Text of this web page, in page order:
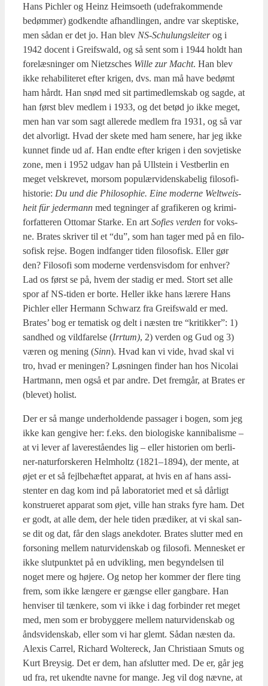
Hans Pich­ler og Heinz Heimso­eth (ude­frakom­men­de
bedøm­mer) god­kend­te afhand­lin­gen, andre var skep­ti­ske,
men sådan er det jo. Han blev NS-Schulungs­lei­terog i
1942 docent i Greif­swald, og så sent som i 1944 holdt han
fore­læs­nin­ger om Nietzs­ches Wil­le zur Macht. Han blev
ikke reha­bi­li­te­ret efter kri­gen, dvs. man må have bedømt
ham hårdt. Han snød med sit par­ti­med­lem­skab og sag­de, at
han først blev med­lem i 1933, og det betød jo ikke meget,
men han var som sagt alle­re­de med­lem fra 1931, og så var
det alvor­ligt. Hvad der ske­te med ham sene­re, har jeg ikke
kun­net fin­de ud af. Han end­te efter kri­gen i den sov­je­ti­ske
zone, men i 1952 udgav han på Ullste­in i Vest­ber­lin en
meget velskre­vet, mor­som popu­lær­vi­den­ska­be­lig filo­so­fi­
hi­sto­rie: Du und die Phi­los­op­hie. Eine moder­ne Weltwei­s­
heit für jeder­mann med teg­nin­ger af gra­fi­ke­ren og kri­mi­
for­fat­te­ren Otto­mar Star­ke. En art Sofies ver­den for voks­
ne. Bra­tes skri­ver til et “du”, som han tager med på en filo­
so­fisk rej­se. Bogen ind­fan­ger tiden filo­so­fisk. Eller gør
den? Filo­so­fi som moder­ne ver­dens­vis­dom for enhver?
Lad os først se på, hvem der sta­dig er med. Stort set alle
spor af NS-tiden er bor­te. Hel­ler ikke hans lære­re Hans
Pich­ler eller Her­mann Schwarz fra Greif­swald er med.
Bra­tes’ bog er tema­tisk og delt i næsten tre “kri­tik­ker”: 1)
sand­hed og vild­fa­rel­se (Irrtum), 2) ver­den og Gud og 3)
væren og mening (Sinn). Hvad kan vi vide, hvad skal vi
tro, hvad er menin­gen? Løs­nin­gen fin­der han hos Nico­lai
Hart­mann, men også et par andre. Det frem­går, at Bra­tes er
(ble­vet) holist.
Der er så man­ge under­hol­den­de pas­sa­ger i bogen, som jeg
ikke kan gen­gi­ve her: f.eks. den bio­lo­gi­ske kan­ni­ba­lis­me –
at vi lever af lave­re­stå­en­des lig – eller histo­ri­en om ber­li­
ner-natur­for­ske­ren Helm­holtz (1821–1894), der men­te, at
øjet er et så fejl­be­hæf­tet appa­rat, at hvis en af hans assi­
sten­ter en dag kom ind på labo­ra­to­ri­et med et så dår­ligt
kon­stru­e­ret appa­rat som øjet, vil­le han straks fyre ham. Det
er godt, at alle dem, der hele tiden præ­di­ker, at vi skal san­
se dit og dat, får den slags anek­do­ter. Bra­tes slut­ter med en
for­so­ning mel­lem natur­vi­den­skab og filo­so­fi. Men­ne­sket er
ikke slut­punk­tet på en udvik­ling, men begyn­del­sen til
noget mere og høje­re. Og net­op her kom­mer der fle­re ting
frem, som ikke læn­ge­re er gængse eller gang­ba­re. Han
hen­vi­ser til tæn­ke­re, som vi ikke i dag for­bin­der ret meget
med, men som er bro­byg­ge­re mel­lem natur­vi­den­skab og
ånds­vi­den­skab, eller som vi har glemt. Sådan næsten da.
Ale­xis Car­rel, Richard Wol­te­reck, Jan Chri­sti­aan Smuts og
Kurt Brey­sig. Det er dem, han afslut­ter med. De er, går jeg
ud fra, ret ukend­te nav­ne for man­ge. Jeg vil dog næv­ne, at